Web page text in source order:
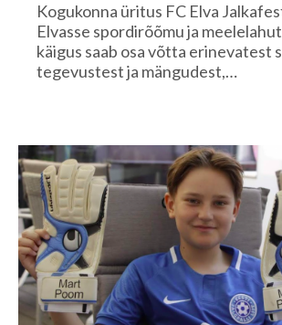
Kogukonna üritus FC Elva
Elvasse spordirõõmu ja
käigus saab osa võtta erinevatest
tegevustest ja mängudest,…